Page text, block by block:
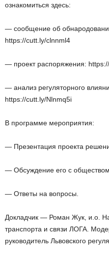
ознакомиться здесь:
— сообщение об
https://cutt.ly/clnnml4
— проект распоряжения:
— анализ регуляторного
https://cutt.ly/Nlnmq5i
В программе мероприятия:
— Презентация проекта
— Обсуждение его с
— Ответы на вопросы.
Докладчик — Роман Жук, и.о.
транспорта и связи ЛОГА.
руководитель Львовского